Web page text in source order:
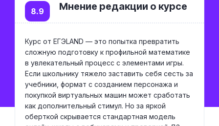
Мнение редакции о курсе
8.9
Курс от ЕГЭLAND — это попытка превратить
сложную подготовку к профильной математике
в увлекательный процесс с элементами игры.
Если школьнику тяжело заставить себя сесть за
учебники, формат с созданием персонажа и
покупкой виртуальных машин может сработать
как дополнительный стимул. Но за яркой
оберткой скрывается стандартная модель